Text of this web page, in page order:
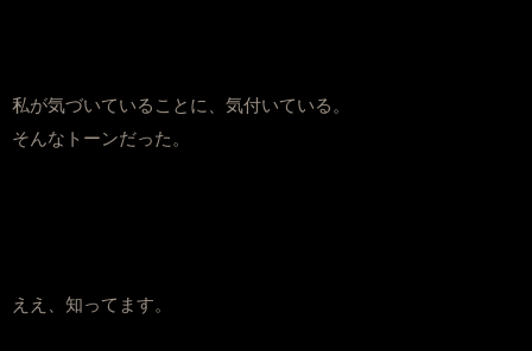
私が気づいていることに、気付いている。
そんなトーンだった。
ええ、知ってます。